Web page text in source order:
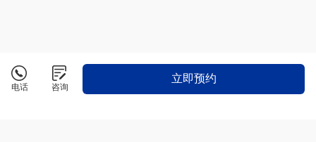
电话 咨询
立即预约